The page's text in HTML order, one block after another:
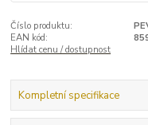
Číslo produktu:
EAN kód:
Hlídat cenu / dostupnost
Kompletní specifikace